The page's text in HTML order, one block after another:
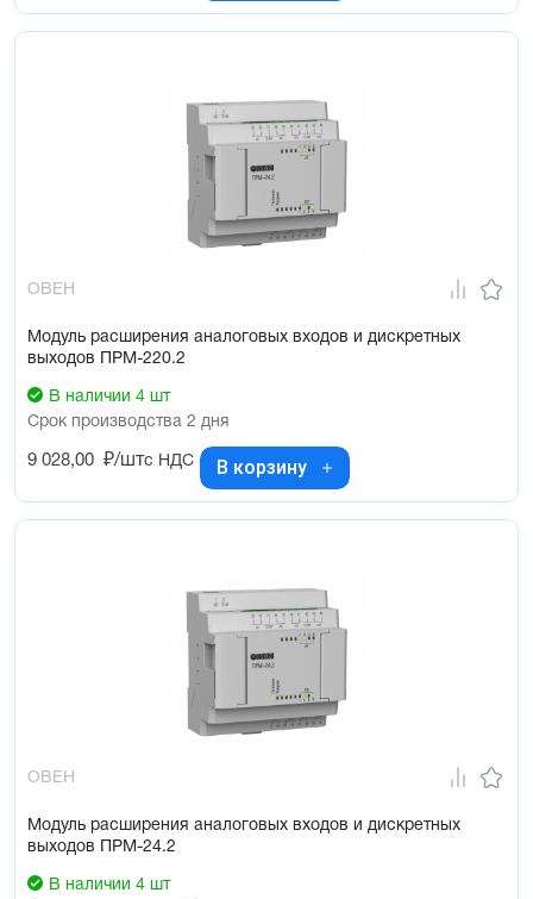
ОВЕН
Модуль расширения аналоговых входов и дискретных
выходов ПРМ-220.2
В наличии 4 шт
Срок производства 2 дня
9 028,00 ₽/штс НДС В корзину
ОВЕН
Модуль расширения аналоговых входов и дискретных
выходов ПРМ-24.2
В наличии 4 шт